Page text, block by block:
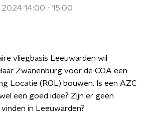
2024 14:00 - 15:00
vliegbasis Leeuwarden wil
Zwanenburg voor de COA een
Locatie (ROL) bouwen. Is een AZC
een goed idee? Zijn er geen
in Leeuwarden?